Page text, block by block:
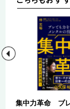
集中力革命 ブ